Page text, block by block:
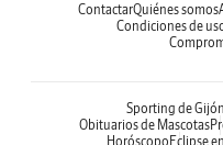
ContactarQuiénes somos
Condiciones de
Sporting de Gijón
Obituarios de Mascotas
Horóscopo Eclipse